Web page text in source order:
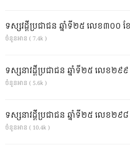
ទស្សវដ្តីប្រជាជន ឆ្នាំទី២៥ លេខ៣០០
ចំនួនអាន ( 7.4k )
ទស្សនាវដ្ដីប្រជាជន ឆ្នាំទី២៥ លេខ២៩
ចំនួនអាន ( 5.6k )
ទស្សនាវដ្ដីប្រជាជន ឆ្នាំទី២៥ លេខ២៩
ចំនួនអាន ( 10.4k )